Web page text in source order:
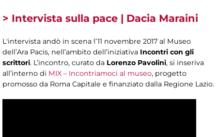
> Intervista sulla pace | Dacia Maraini
L'intervista andò in scena l’11 novembre 2017 al Museo
dell’Ara Pacis, nell’ambito dell’iniziativa Incontri con gli
scrittori. L’incontro, curato da Lorenzo Pavolini, si inseriva
all’interno di MIX – Incontriamoci al museo, progetto
promosso da Roma Capitale e finanziato dalla Regione Lazio.